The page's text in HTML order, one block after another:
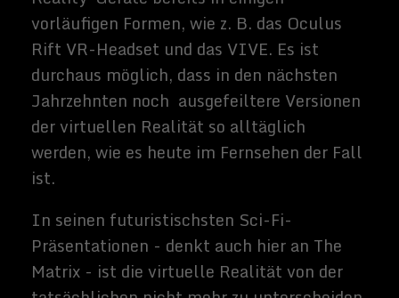
Auch wenn der Begriff "Genveränderung"
noch einen futuristischen Schrecken
wachruft, reicht die bewusste Veränderung
der genetischen Veranlagung lebender
Organismen bis in die Frühzeit der
menschlichen Landwirtschaft und
Tierhaltung zurück. Doch bisher war der
Mensch (verständlicherweise) unsicher,
seine immer ausgeklügelter werdenden
Mittel der genetischen Veränderung auf
Technologie jedoch immer leistungsfähiger
wird, können die möglichen Vorteile viele
Zimperlichkeit zu überwinden.